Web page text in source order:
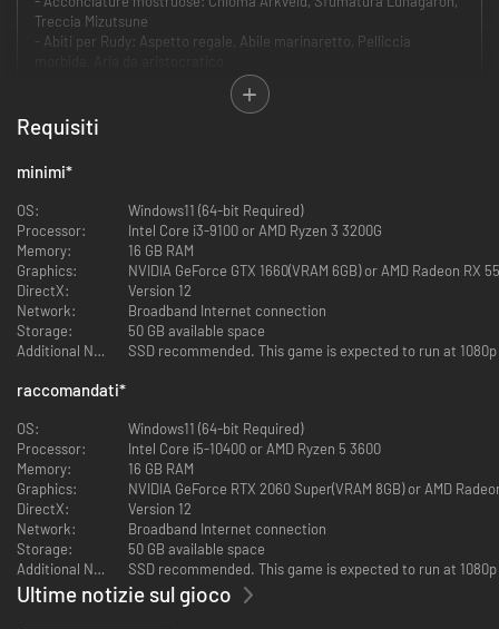
Treccia Mizutsune
- Abiti per Rudy: Aspetto regale, Abile marinaretto, Pelliccia
- Stile armatura per Eleanor: Danzatrice straniera
- Stile armatura per Gaul: Capo Quintetto felpato
- Stile armatura per Kora: Abiti da assistente
- Stile armatura per Ogden: Vacanze estive di Ogden
- Acconciature mostruose: Caschetto Malzeno, Coda infernale,
Punte Espinas, Nido Garangolm, Principessa aracnide, Criniera Goss
Harag
- Abiti per Rudy: Arkrudy, Armatura scintillante, Chatacasual,
Shogun Rudy, Malzerudy
Il terzo titolo della serie RPG Monster Hunter Stories è qui!
Rathalos gemelli, nati per un capriccio del destino.
Monster Hunter Stories è una serie RPG ambientata nel mondo di Monster
tuoi mostri preferiti.
La storia
Azuria e Vermeil: due paesi su un sentiero di distruzione.
Quando ogni speranza sembra perduta, viene ritrovato un uovo. Dentro c'è
un Rathalos, una specie ritenuta estinta.
Tuttavia, questo tremulo barlume di speranza si estingue rapidamente,
cedendo il passo a un'oscura disperazione.
Dall'uovo non nasce un unico Rathalos, ma due gemelli con il marchio
Requisiti
minimi*
OS:
Windows11 (64-bit Required)
Processor:
Intel Core i3-9100 or AMD Ryzen 3 3200G
Memory:
16 GB RAM
Graphics:
NVIDIA GeForce GTX 1660(VRAM 6GB) or AMD Radeon RX
DirectX:
Version 12
Network:
Broadband Internet connection
Storage:
50 GB available space
Additional Notes:
SSD recommended. This game is expected to run at
raccomandati*
OS:
Windows11 (64-bit Required)
Processor:
Intel Core i5-10400 or AMD Ryzen 5 3600
Memory:
16 GB RAM
Graphics:
NVIDIA GeForce RTX 2060 Super(VRAM 8GB) or AMD
DirectX:
Version 12
Network:
Broadband Internet connection
Storage:
50 GB available space
Additional Notes:
SSD recommended. This game is expected to run at
Ultime notizie sul gioco